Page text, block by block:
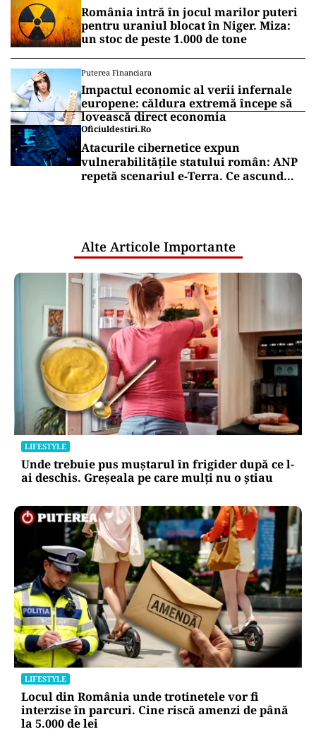
România intră în jocul marilor puteri
pentru uraniul blocat în Niger. Miza:
un stoc de peste 1.000 de tone
Puterea Financiara
Impactul economic al verii infernale
europene: căldura extremă începe să
lovească direct economia
Oficiuldestiri.ro
Atacurile cibernetice expun
vulnerabilitățile statului român: ANP
repetă scenariul e‑Terra. Ce ascund
Alte Articole Importante
LIFESTYLE
Unde trebuie pus muștarul în frigider după ce l-
ai deschis. Greșeala pe care mulți nu o știau
LIFESTYLE
Locul din România unde trotinetele vor fi
interzise în parcuri. Cine riscă amenzi de până
la 5.000 de lei